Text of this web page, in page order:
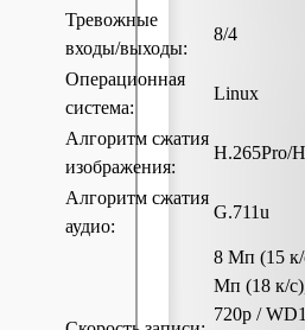
Тревожные
входы/выходы:
8/4
Операционная
система:
Linux
Алгоритм сжатия
изображения:
H.265Pro/
Алгоритм сжатия
аудио:
G.711u
8 Мп (15
Мп (18 к/
720p /